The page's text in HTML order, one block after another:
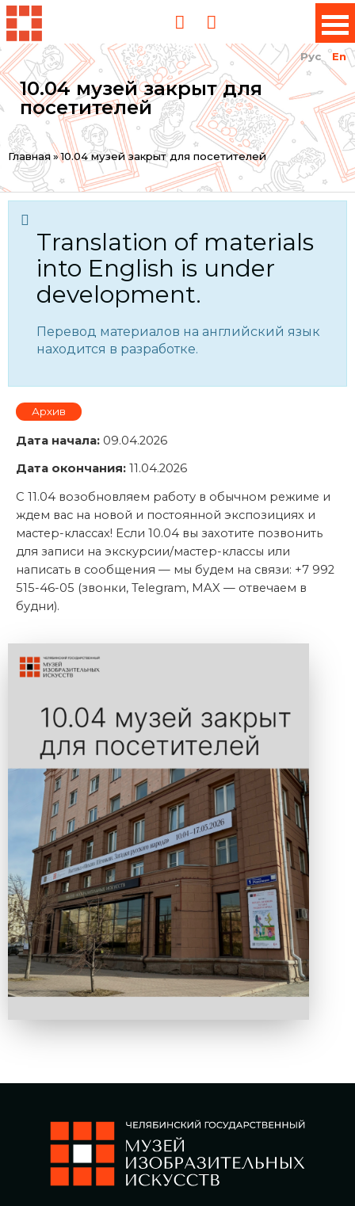
Рус En
10.04 музей закрыт для
посетителей
You
are
here
Главная»10.04 музей закрыт для посетителей
Translation of materials
into English is under
development.
Перевод материалов на английский язык
находится в разработке.
Архив
Дата начала: 09.04.2026
Дата окончания: 11.04.2026
С 11.04 возобновляем работу в обычном режиме и
ждем вас на новой и постоянной экспозициях и
мастер-классах! Если 10.04 вы захотите позвонить
для записи на экскурсии/мастер-классы или
написать в сообщения — мы будем на связи: +7 992
515-46-05 (звонки, Telegram, MAX — отвечаем в
будни).